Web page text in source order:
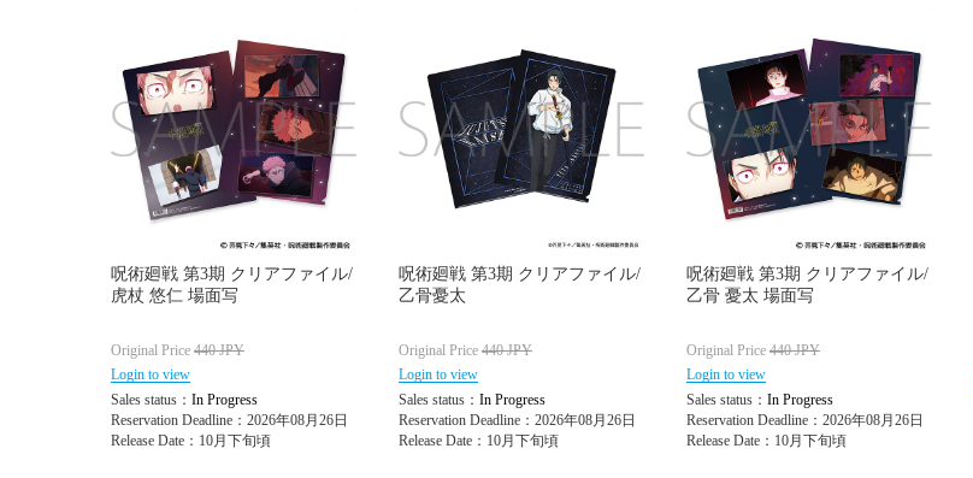
呪術廻戦 第3期 クリアファイル/
虎杖 悠仁 場面写
Original Price 440JPY
Login to view
Sales status： In Progress
Reservation Deadline：2026年08月26日
Release Date：10月下旬頃
呪術廻戦 第3期 クリアファイル/
乙骨憂太
Original Price 440JPY
Login to view
Sales status： In Progress
Reservation Deadline：2026年08月26日
Release Date：10月下旬頃
呪術廻戦 第3期 クリアファイル/
乙骨 憂太 場面写
Original Price 440JPY
Login to view
Sales status： In Progress
Reservation Deadline：2026年08月26日
Release Date：10月下旬頃